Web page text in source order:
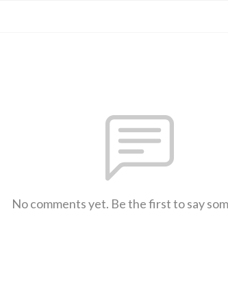
No comments yet. Be the first to say